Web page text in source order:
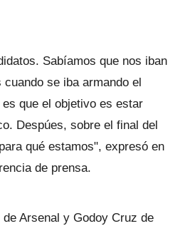
Sabíamos que nos iban
se iba armando el
que el objetivo es estar
Despúes, sobre el final del
qué estamos", expresó en
de prensa.
Arsenal y Godoy Cruz de